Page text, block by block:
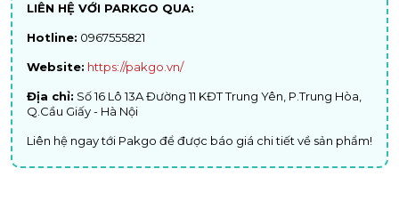
LIÊN HỆ VỚI PARKGO QUA:
Hotline: 0967555821
Website: https://pakgo.vn/
Địa chỉ: Số 16 Lô 13A Đường 11 KĐT Trung Yên, P.Trung Hòa,
Q.Cầu Giấy - Hà Nội
Liên hệ ngay tới Pakgo để được báo giá chi tiết về sản phẩm!